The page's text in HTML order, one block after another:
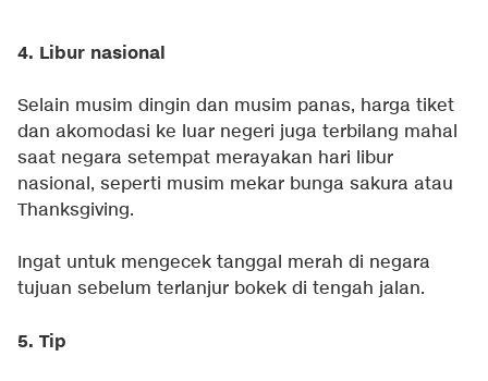
4. Libur nasional
Selain musim dingin dan musim panas, harga tiket
dan akomodasi ke luar negeri juga terbilang mahal
saat negara setempat merayakan hari libur
nasional, seperti musim mekar bunga sakura atau
Thanksgiving.
Ingat untuk mengecek tanggal merah di negara
tujuan sebelum terlanjur bokek di tengah jalan.
5. Tip